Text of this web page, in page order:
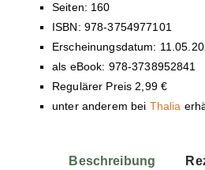
Seiten: 160
ISBN: 978-3754977101
Erscheinungsdatum:
als eBook: 978-3738952841
Regulärer Preis 2,99 €
unter anderem bei Thalia
Beschreibung